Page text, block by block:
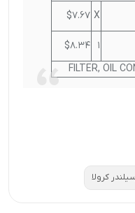
X
$7.67
1
$8.34
FILTER, OIL
کرولا